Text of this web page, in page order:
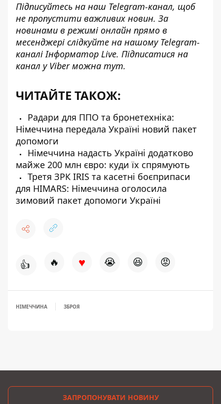
Підписуйтесь на наш Telegram-канал, щоб
не пропустити важливих новин. За
новинами в режимі онлайн прямо в
месенджері слідкуйте на нашому Telegram-
каналіІнформатор Live. Підписатися на
канал у Viber можна тут.
ЧИТАЙТЕ ТАКОЖ:
Радари для ППО та бронетехніка:
Німеччина передала Україні новий пакет
допомоги
Німеччина надасть Україні додатково
майже 200 млн євро: куди їх спрямують
Третя ЗРК IRIS та касетні боєприпаси
для HIMARS: Німеччина оголосила
зимовий пакет допомоги Україні
👍 🔥 ♥ 😭 😆 😡
НІМЕЧЧИНА ЗБРОЯ
ЗАПРОПОНУВАТИ НОВИНУ